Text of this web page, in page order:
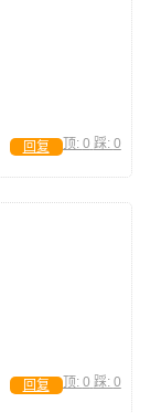
顶: 0 踩: 0
回复
顶: 0 踩: 0
回复